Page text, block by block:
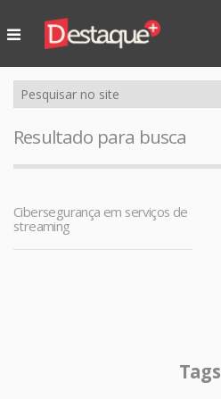
Online
Resultado para busca
Cibersegurança em serviços de
streaming
Tags